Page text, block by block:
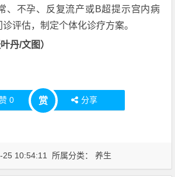
、不孕、反复流产或B超提示宫内病
评估，制定个体化诊疗方案。
/文图）
0 赏 分享
25 10:54:11 所属分类：养生